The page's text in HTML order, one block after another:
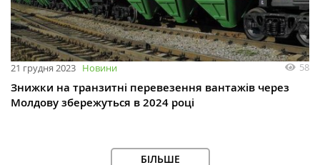
21 грудня 2023 Новини 58
Знижки на транзитні перевезення вантажів через
Молдову збережуться в 2024 році
БІЛЬШЕ